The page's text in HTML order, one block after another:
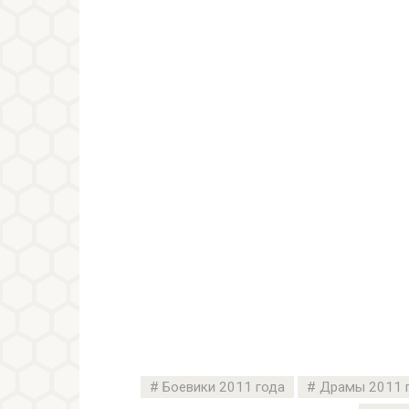
Боевики 2011 года Драмы 2011